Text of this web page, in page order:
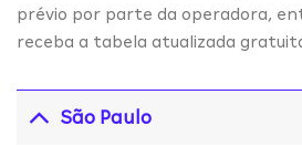
prévio por parte da operadora,
receba a tabela atualizada
São Paulo